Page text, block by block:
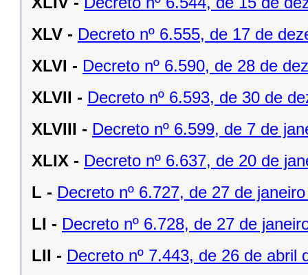
XLV - Decreto nº 6.555, de 17 de
XLVI - Decreto nº 6.590, de 28 de
XLVII - Decreto nº 6.593, de 30 de
XLVIII - Decreto nº 6.599, de 7 de
XLIX - Decreto nº 6.637, de 20 de
L - Decreto nº 6.727, de 27 de
LI - Decreto nº 6.728, de 27 de
LII - Decreto nº 7.443, de 26 de abril